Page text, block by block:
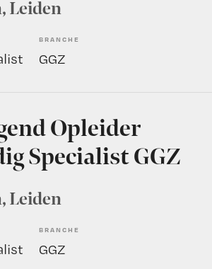
, Leiden
BRANCHE
GGZ
Opleider
Specialist GGZ
, Leiden
BRANCHE
GGZ